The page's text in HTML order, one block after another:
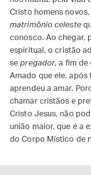
Cristo homens
matrimônio celeste
conosco. Ao chegar,
espiritual, o cristão
se pregador, a fim de
Amado que ele,
aprendeu a amar.
chamar cristãos e
Cristo Jesus, não
união maior, que é a
do Corpo Místico de